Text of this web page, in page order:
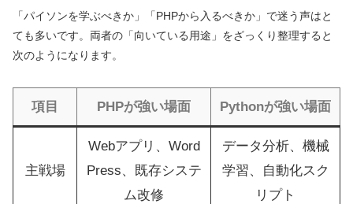
「パイソンを学ぶべきか」「PHPから入るべきか」で迷う声はと
ても多いです。両者の「向いている用途」をざっくり整理すると
次のようになります。
項目 PHPが強い場面 Pythonが強い場面
主戦場
Webアプリ、Word
Press、既存システ
ム改修
データ分析、機械
学習、自動化スク
リプト